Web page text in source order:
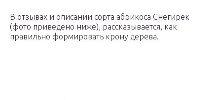
В отзывах и описании сорта абрикоса Снегирек
(фото приведено ниже), рассказывается, как
правильно формировать крону дерева.